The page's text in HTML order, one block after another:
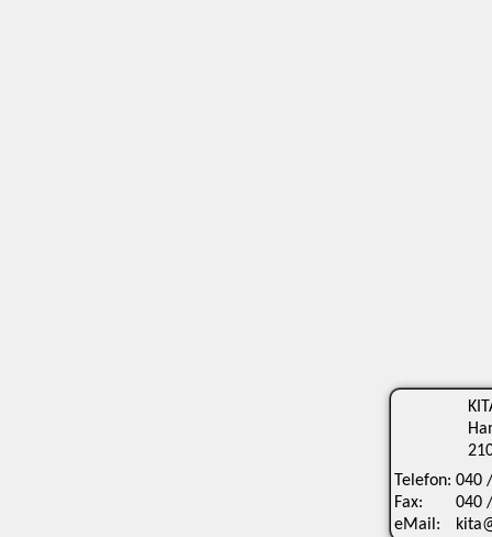
Telefon:
Fax:
eMail:
040
040